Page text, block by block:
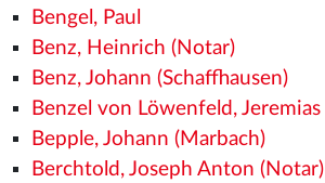
Bengel, Paul
Benz, Heinrich (Notar)
Benz, Johann (Schaffhausen)
Benzel von Löwenfeld, Jeremias
Bepple, Johann (Marbach)
Berchtold, Joseph Anton (Notar)